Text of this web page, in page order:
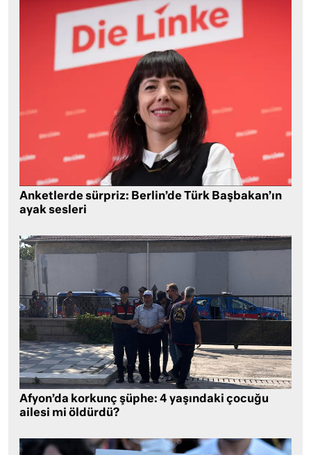
Anketlerde sürpriz: Berlin’de Türk Başbakan’ın
ayak sesleri
Afyon’da korkunç şüphe: 4 yaşındaki çocuğu
ailesi mi öldürdü?